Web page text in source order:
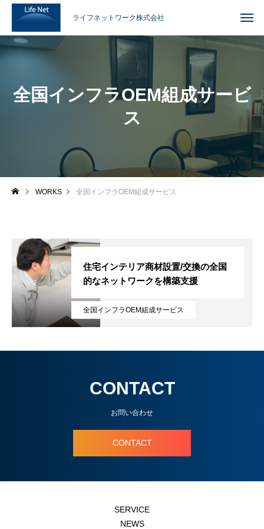
ライフネットワーク株式会社
TOP
SERVICE
NEWS お知らせ
全国インフラOEM組成サービ
ス
WORKS 全国インフラOEM組成サービス
全国インフラOEM組成サービス
住宅インテリア商材設置/交換の全国
的なネットワークを構築支援
CONTACT
お問い合わせ
CONTACT
SERVICE
NEWS